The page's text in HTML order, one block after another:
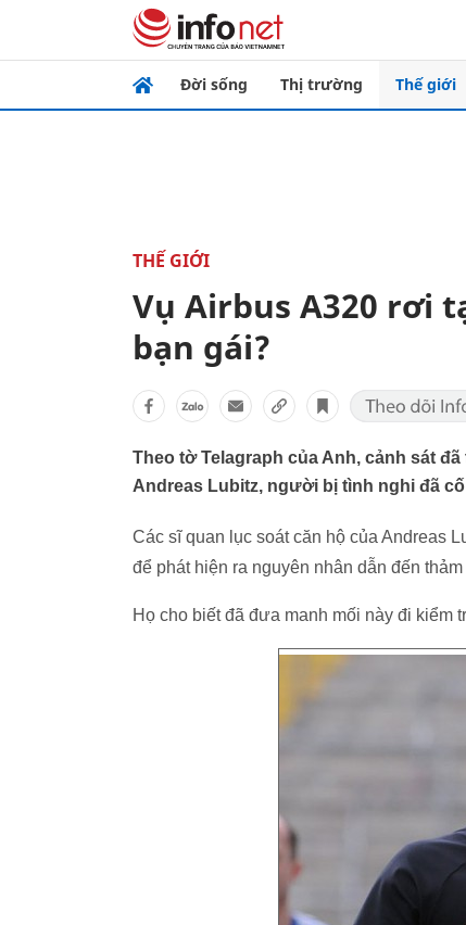
Đời sống Thị trường Thế giới
THẾ GIỚI
Vụ Airbus A320 rơi
bạn gái?
Theo tờ Telagraph của Anh, cảnh sát
Andreas Lubitz, người bị tình nghi đã
Các sĩ quan lục soát căn hộ của Andreas
để phát hiện ra nguyên nhân dẫn đến
Họ cho biết đã đưa manh mối này đi kiểm